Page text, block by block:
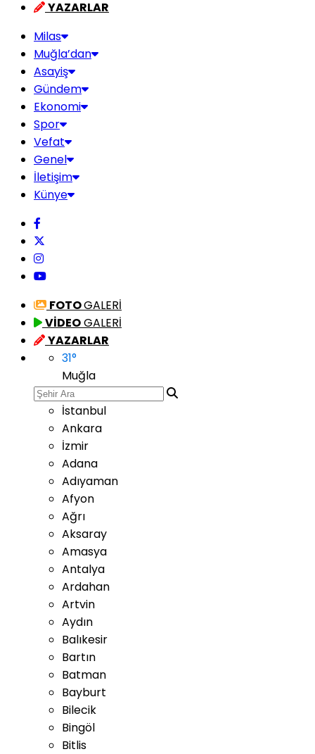
YAZARLAR
Milas
Muğla’dan
Asayiş
Gündem
Ekonomi
Spor
Vefat
Genel
İletişim
Künye
FOTOGALERİ
VİDEOGALERİ
YAZARLAR
31°
Muğla
İstanbul
Ankara
İzmir
Adana
Adıyaman
Afyon
Ağrı
Aksaray
Amasya
Antalya
Ardahan
Artvin
Aydın
Balıkesir
Bartın
Batman
Bayburt
Bilecik
Bingöl
Bitlis